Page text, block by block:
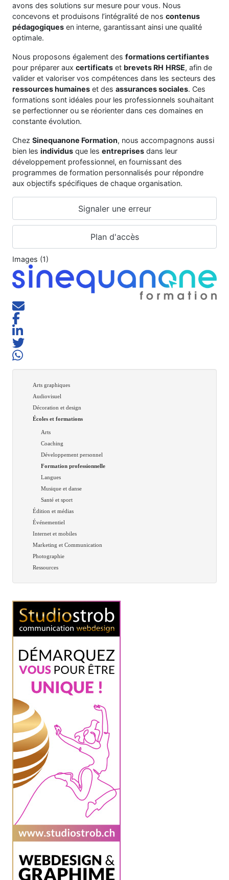
avons des solutions sur mesure pour vous. Nous
concevons et produisons l’intégralité de noscontenus
pédagogiques en interne, garantissant ainsi une qualité
optimale.
Nous proposons également desformations certifiantes
pour préparer auxcertificats et brevets RH HRSE, afin de
valider et valoriser vos compétences dans les secteurs des
ressources humaines et desassurances sociales. Ces
formations sont idéales pour les professionnels souhaitant
se perfectionner ou se réorienter dans ces domaines en
constante évolution.
ChezSinequanone Formation, nous accompagnons aussi
bien lesindividus que lesentreprises dans leur
développement professionnel, en fournissant des
programmes de formation personnalisés pour répondre
aux objectifs spécifiques de chaque organisation.
Signaler une erreur
Plan d'accès
Images (1)
Arts graphiques
Audiovisuel
Décoration et design
Écoles et formations
Arts
Coaching
Développement personnel
Formation professionnelle
Langues
Musique et danse
Santé et sport
Édition et médias
Événementiel
Internet et mobiles
Marketing et Communication
Photographie
Ressources